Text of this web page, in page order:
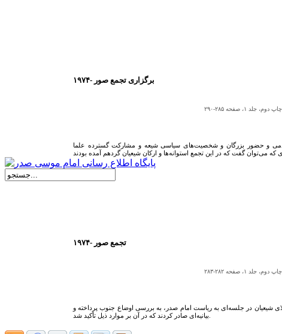
۱۹۷۴- برگزارى تجمع صور
صفحه ۲۸۵-۲۹۰
و حضور بزرگان و شخصيت‌هاى سياسى شيعه و مشارکت گسترده‌ علما
۱۹۷۴- تجمع صور
صفحه ۲۸۲-۲۸۳
شيعيان در جلسه‌اى به‌ رياست امام صدر، به بررسى اوضاع جنوب پرداخته و